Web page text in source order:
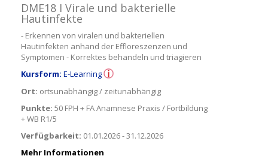
DME18 I Virale und bakterielle
Hautinfekte
- Erkennen von viralen und bakteriellen
Hautinfekten anhand der Effloreszenzen und
Symptomen - Korrektes behandeln und triagieren
Kursform: E-Learning
Ort: ortsunabhängig / zeitunabhängig
Punkte: 50 FPH + FA Anamnese Praxis / Fortbildung
+ WB R1/5
Verfügbarkeit: 01.01.2026 - 31.12.2026
Mehr Informationen